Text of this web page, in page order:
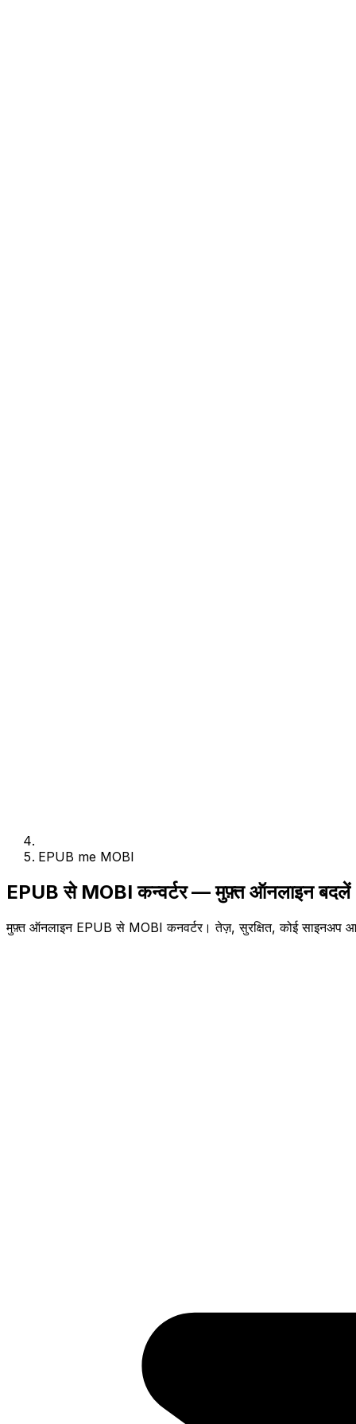
EPUB me MOBI
EPUB से MOBI कन्वर्टर — मुफ़्त ऑनलाइन बदलें
मुफ़्त ऑनलाइन EPUB से MOBI कनवर्टर। तेज़, सुरक्षित, कोई साइनअप